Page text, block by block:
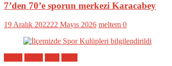
7’den 70’e sporun merkezi Karacabey
19 Aralık 202222 Mayıs 2026 meltem 0